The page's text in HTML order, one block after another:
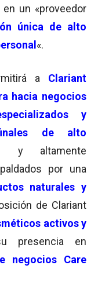
un «proveedor
única de alto
«.
a Clariant
hacia negocios
y
de alto
y altamente
por una
naturales y
de Clariant
activos y
presencia en
negocios Care